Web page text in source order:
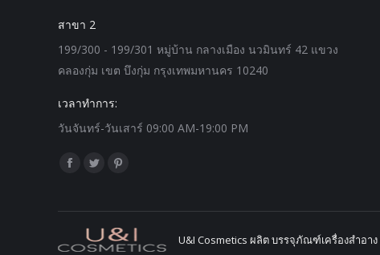
สาขา 2
199/300 - 199/301 หมู่บ้าน กลางเมือง นวมินทร์ 42 แขวง
คลองกุ่ม เขต บึงกุ่ม กรุงเทพมหานคร 10240
เวลาทำการ:
วันจันทร์-วันเสาร์ 09:00 AM-19:00 PM
Find us on:
Facebook
opens
Twitter
opens
in
Pinterest
opens
in
U&I Cosmetics ผลิต บรรจุภัณฑ์เครื่องสำอ